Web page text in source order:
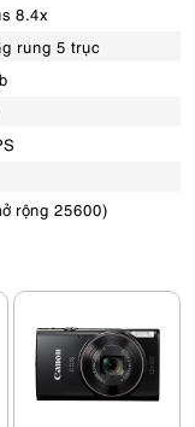
8.4x
rung 5 trục
rộng 25600)